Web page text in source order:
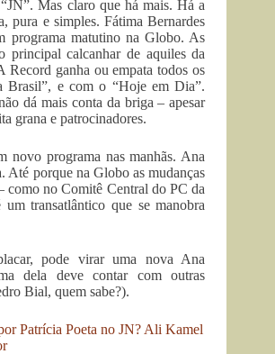
Mas claro que há mais. Há a
pura e simples. Fátima Bernardes
programa matutino na Globo. As
principal calcanhar de aquiles da
Record ganha ou empata todos os
Brasil”, e com o “Hoje em Dia”.
dá mais conta da briga – apesar
grana e patrocinadores.
novo programa nas manhãs. Ana
Até porque na Globo as mudanças
como no Comitê Central do PC da
transatlântico que se manobra
pode virar uma nova Ana
dela deve contar com outras
Bial, quem sabe?).
Patrícia Poeta no JN? Ali Kamel